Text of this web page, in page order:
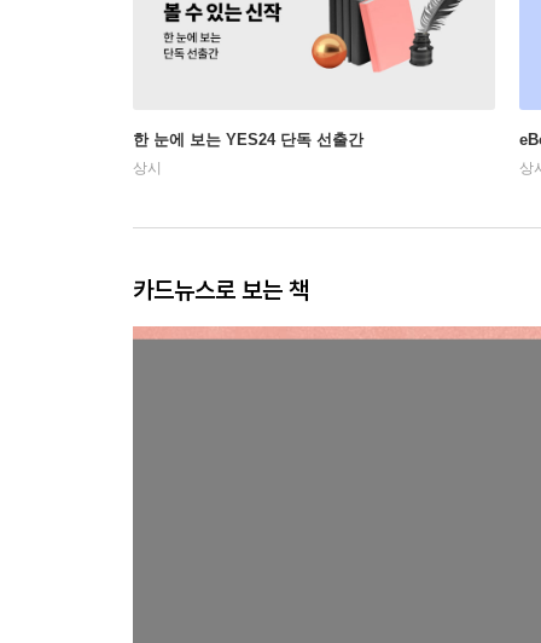
한 눈에 보는 YES24 단독 선출간
상시 상
카드뉴스로 보는 책